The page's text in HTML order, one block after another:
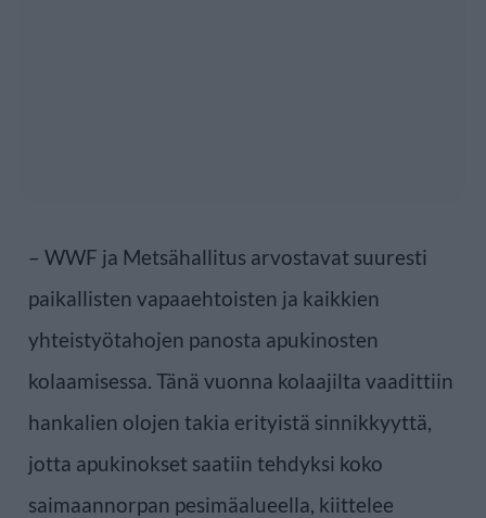
– WWF ja Metsähallitus arvostavat suuresti
paikallisten vapaaehtoisten ja kaikkien
yhteistyötahojen panosta apukinosten
kolaamisessa. Tänä vuonna kolaajilta vaadittiin
hankalien olojen takia erityistä sinnikkyyttä,
jotta apukinokset saatiin tehdyksi koko
saimaannorpan pesimäalueella, kiittelee